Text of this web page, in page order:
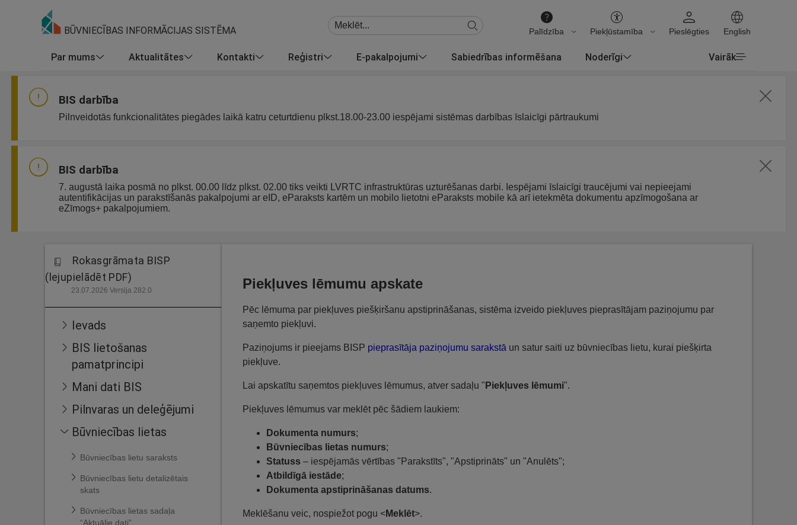
BŪVNIECĪBAS INFORMĀCIJAS SISTĒMA Palīdzība Piekļūstamība Pieslēgties English
Par mums Aktualitātes Kontakti Reģistri E-pakalpojumi Sabiedrības informēšana Noderīgi Vairāk
BIS darbība
Pilnveidotās funkcionalitātes piegādes laikā katru ceturtdienu plkst.18.00-23.00 iespējami sistēmas darbības īslaicīgi pārtraukumi
BIS darbība
7. augustā laika posmā no plkst. 00.00 līdz plkst. 02.00 tiks veikti LVRTC infrastruktūras uzturēšanas darbi. Iespējami īslaicīgi traucējumi vai nepieejami
autentifikācijas un parakstīšanās pakalpojumi ar eID, eParaksts kartēm un mobilo lietotni eParaksts mobile kā arī ietekmēta dokumentu apzīmogošana ar
eZīmogs+ pakalpojumiem.
Rokasgrāmata BISP
(lejupielādēt PDF)
23.07.2026 Versija 282.0
Ievads
BIS lietošanas
pamatprincipi
Mani dati BIS
Pilnvaras un deleģējumi
Būvniecības lietas
Būvniecības lietu saraksts
Būvniecības lietu detalizētais
skats
Būvniecības lietas sadaļa
“Aktuālie dati”
Piekļuves lēmumu apskate
Pēc lēmuma par piekļuves piešķiršanu apstiprināšanas, sistēma izveido piekļuves pieprasītājam paziņojumu par
saņemto piekļuvi.
Paziņojums ir pieejams BISP pieprasītāja paziņojumu sarakstā un satur saiti uz būvniecības lietu, kurai piešķirta
piekļuve.
Lai apskatītu saņemtos piekļuves lēmumus, atver sadaļu " Piekļuves lēmumi".
Piekļuves lēmumus var meklēt pēc šādiem laukiem:
Dokumenta numurs;
Būvniecības lietas numurs;
Statuss – iespējamās vērtības "Parakstīts", "Apstiprināts" un "Anulēts";
Atbildīgā iestāde;
Dokumenta apstiprināšanas datums.
Meklēšanu veic, nospiežot pogu <Meklēt>.